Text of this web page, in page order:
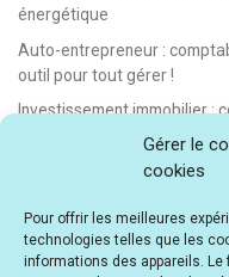
Gérer le
cookies
Pour offrir les meilleures
technologies telles que les
informations des appareils.
énergétique
Auto-entrepreneur :
outil pour tout gérer !
Investissement immobilier :
location saisonnière
E-learning : les meilleurs
Idée de business en ligne
learning